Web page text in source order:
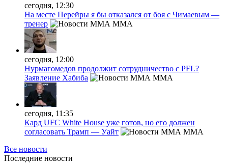
сегодня, 12:30
На месте Перейры я бы отказался от боя с Чимаевым —
тренер
MMA
сегодня, 12:00
Нурмагомедов продолжит сотрудничество с PFL?
Заявление Хабиба
MMA
сегодня, 11:35
Кард UFC White House уже готов, но его должен
согласовать Трамп — Уайт
MMA
Все новости
Последние новости